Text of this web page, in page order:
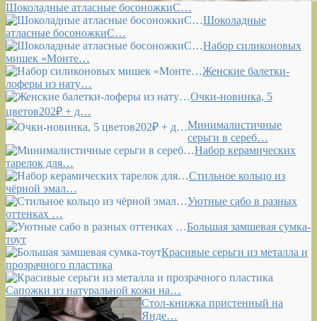
Шоколадные атласные босоножкиС…
Шоколадные
атласные босоножкиС…
Набор силиконовых
мишек «Монте…
Женские балетки-
лоферы из нату…
Очки-новинка, 5
цветов202₽ + д…
Минималистичные
серьги в сереб…
Набор керамических
тарелок для…
Стильное кольцо из
чёрной эмал…
Уютные сабо в разных
оттенках …
Большая замшевая сумка-
тоут
Красивые серьги из металла и
прозрачного пластика
Сапожки из натуральной кожи на…
Стол-книжка пристенный на
Янде…